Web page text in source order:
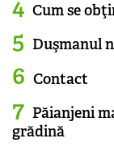
Cum se
Duşmanul
Contact
Păianjeni
grădină